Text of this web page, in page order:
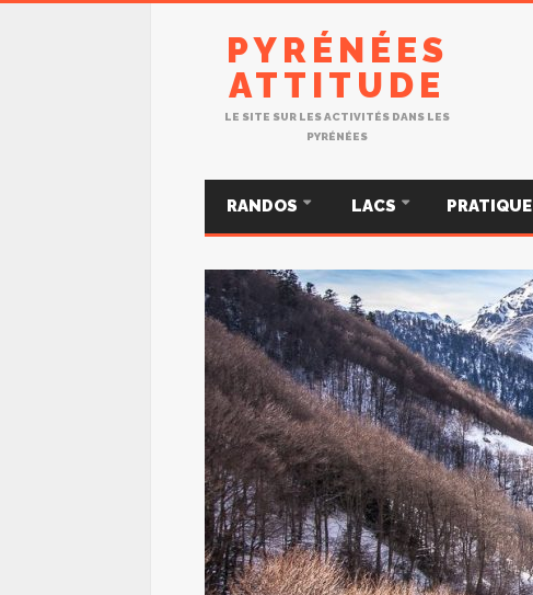
PYRÉNÉES
ATTITUDE
LE SITE SUR LES ACTIVITÉS DANS LES
PYRÉNÉES
RANDOS LACS PRATIQUE